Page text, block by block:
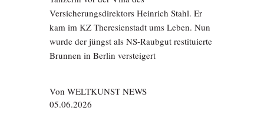
Versicherungsdirektors Heinrich Stahl. Er
kam im KZ Theresienstadt ums Leben. Nun
wurde der jüngst als NS-Raubgut restituierte
Brunnen in Berlin versteigert
Von WELTKUNST NEWS
05.06.2026